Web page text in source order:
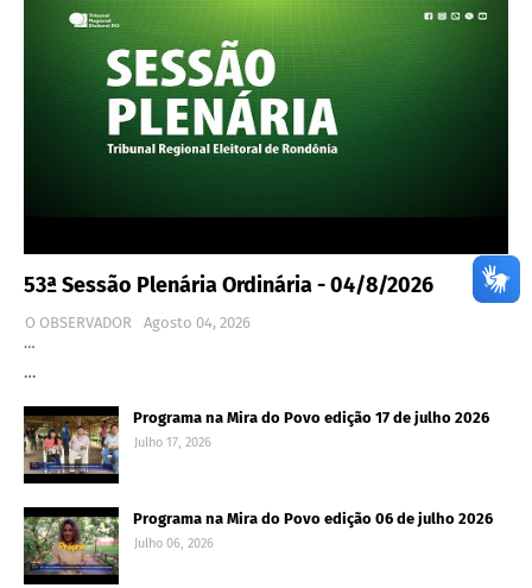
53ª Sessão Plenária Ordinária - 04/8/2026
O OBSERVADOR
Agosto 04, 2026
…
…
Programa na Mira do Povo edição 17 de julho 2026
Julho 17, 2026
Programa na Mira do Povo edição 06 de julho 2026
Julho 06, 2026